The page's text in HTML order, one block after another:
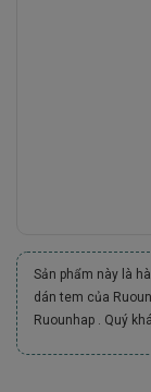
Sản phẩm này là
dán tem của
Ruounhap . Quý